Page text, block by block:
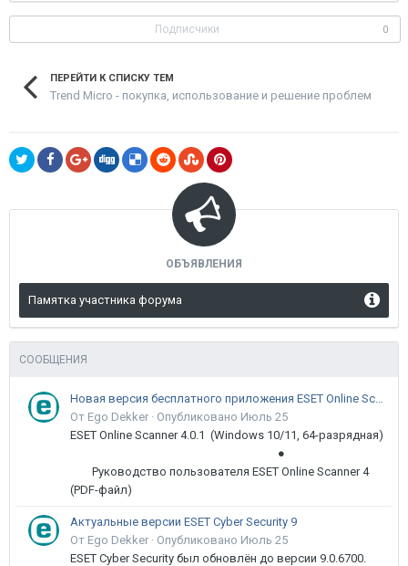
Подписчики 0
ПЕРЕЙТИ К СПИСКУ ТЕМ
Trend Micro - покупка, использование и решение проблем
ОБЪЯВЛЕНИЯ
Памятка участника форума
СООБЩЕНИЯ
Новая версия бесплатного приложения ESET Online Scanner доступна пользователям
От Ego Dekker · Опубликовано Июль 25
ESET Online Scanner 4.0.1 (Windows 10/11, 64-разрядная)
●
Руководство пользователя ESET Online Scanner 4
(PDF-файл)
Актуальные версии ESET Cyber Security 9
От Ego Dekker · Опубликовано Июль 25
ESET Cyber Security был обновлён до версии 9.0.6700.